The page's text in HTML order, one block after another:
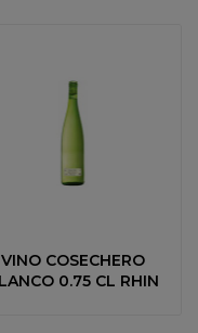
VINO COSECHERO
BLANCO 0.75 CL RHIN